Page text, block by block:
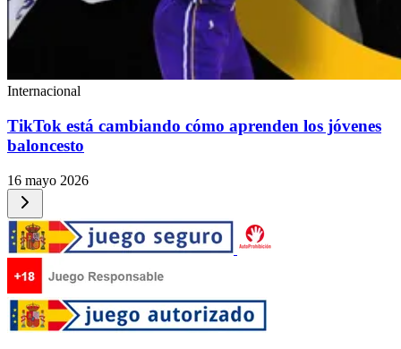
Internacional
TikTok está cambiando cómo aprenden los jóvenes
baloncesto
16 mayo 2026